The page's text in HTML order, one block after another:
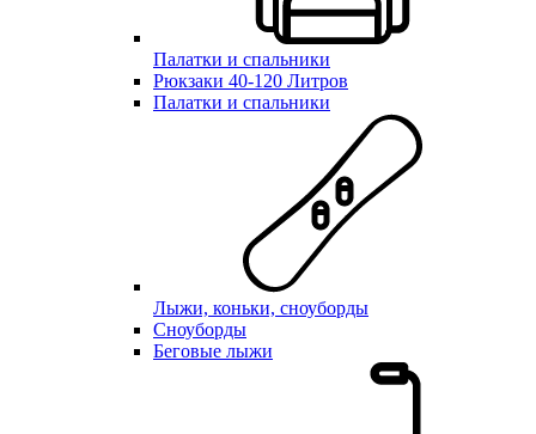
Палатки и спальники
Рюкзаки 40-120 Литров
Палатки и спальники
Лыжи, коньки, сноуборды
Сноуборды
Беговые лыжи